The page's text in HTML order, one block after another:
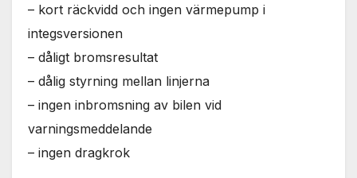
– kort räckvidd och ingen värmepump i
integsversionen
– dåligt bromsresultat
– dålig styrning mellan linjerna
– ingen inbromsning av bilen vid
varningsmeddelande
– ingen dragkrok